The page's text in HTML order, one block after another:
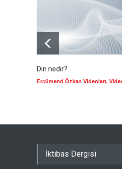
Güncel
Din nedir?
Ercümend Özkan Videoları,
İktibas Dergisi